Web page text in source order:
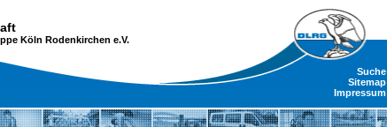
Köln Rodenkirchen e.V.
Suche
Sitemap
Impressum